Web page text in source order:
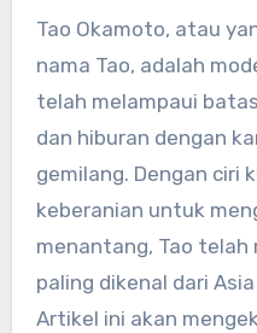
Tao Okamoto, atau yang lebih dikenal dengan
nama Tao, adalah
telah melampaui
dan hiburan dengan
gemilang. Dengan ciri
keberanian untuk
menantang, Tao telah
paling dikenal dari
Artikel ini akan